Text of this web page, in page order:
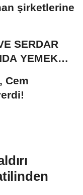
şirketlerine
SERDAR
YEMEK
Cem